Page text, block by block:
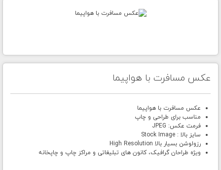
عکس مسافرت با هواپیما
عکس مسافرت با هواپیما
مناسب برای طراحی و چاپ
فرمت عکس: JPEG
سایز بالا : Stock Image
رزولوشن بسیار بالا High Resolution
ویژه طراحان گرافیک، کانون های تبلیغاتی و مراکز چاپ و چاپخانه